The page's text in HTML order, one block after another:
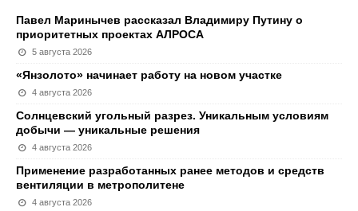
Павел Маринычев рассказал Владимиру Путину о
приоритетных проектах АЛРОСА
5 августа 2026
«Янзолото» начинает работу на новом участке
4 августа 2026
Солнцевский угольный разрез. Уникальным условиям
добычи — уникальные решения
4 августа 2026
Применение разработанных ранее методов и средств
вентиляции в метрополитене
4 августа 2026